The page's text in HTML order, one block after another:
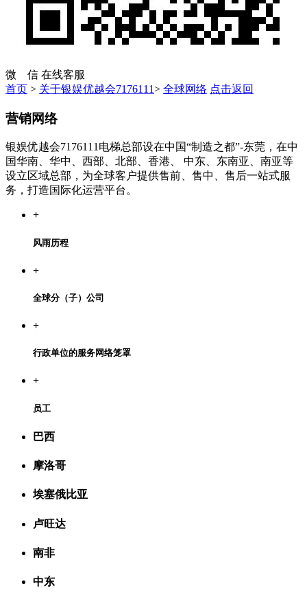
微 信 在线客服
首页 > 关于银娱优越会7176111> 全球网络 点击返回
营销网络
银娱优越会7176111电梯总部设在中国“制造之都”-东莞，在中
国华南、华中、西部、北部、香港、 中东、东南亚、南亚等
设立区域总部，为全球客户提供售前、售中、售后一站式服
务，打造国际化运营平台。
+
风雨历程
+
全球分（子）公司
+
行政单位的服务网络笼罩
+
员工
巴西
摩洛哥
埃塞俄比亚
卢旺达
南非
中东